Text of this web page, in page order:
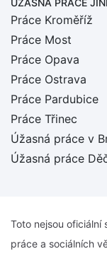
ÚŽASNÁ PRÁCE
Práce Kroměříž
Práce Most
Práce Opava
Práce Ostrava
Práce Pardubice
Práce Třinec
Úžasná práce v
Úžasná práce
Toto nejsou oficiální
práce a sociálních